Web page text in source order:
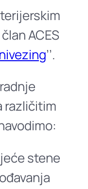
ACES
’’.
različitim
stene